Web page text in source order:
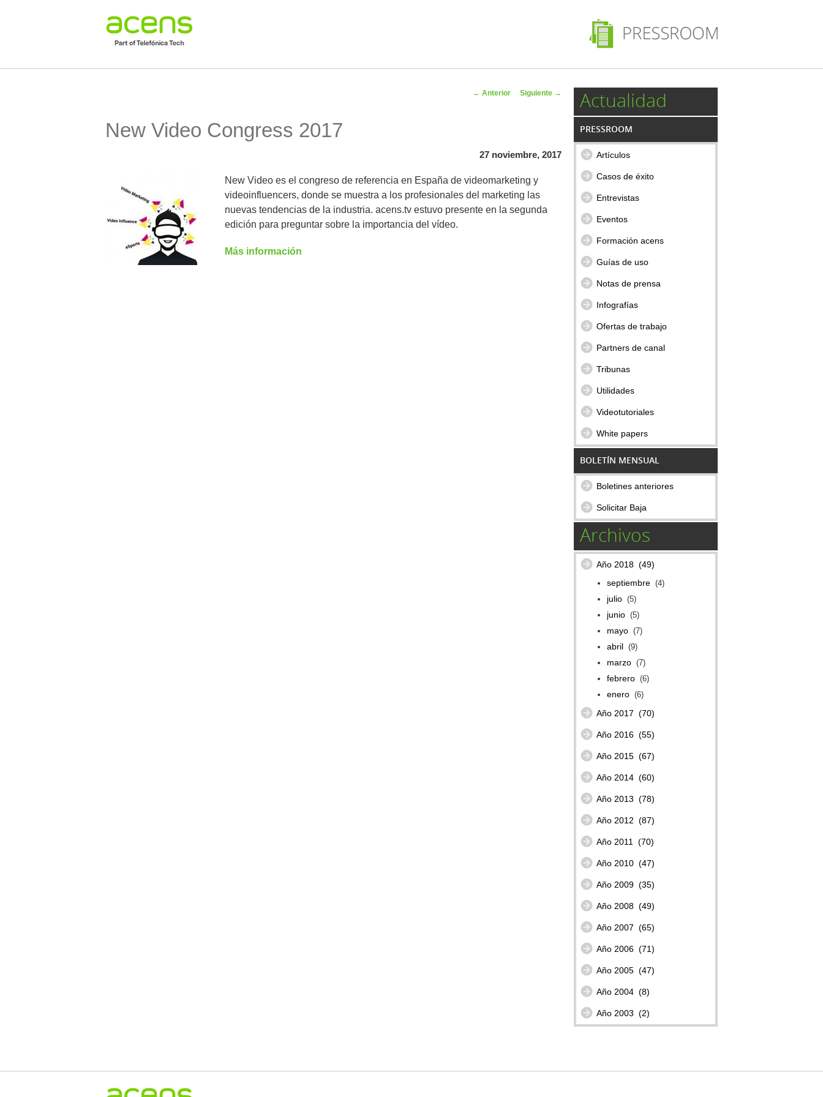
Navegador de
← Anterior Siguiente →
New Video Congress 2017
27 noviembre, 2017
New Video es el congreso de referencia en España de videomarketing y
videoinfluencers, donde se muestra a los profesionales del marketing las
nuevas tendencias de la industria. acens.tv estuvo presente en la segunda
edición para preguntar sobre la importancia del vídeo.
Más información
Actualidad
PRESSROOM
Artículos
Casos de éxito
Entrevistas
Eventos
Formación acens
Guías de uso
Notas de prensa
Infografías
Ofertas de trabajo
Partners de canal
Tribunas
Utilidades
Videotutoriales
White papers
BOLETÍN MENSUAL
Boletines anteriores
Solicitar Baja
Archivos
Año 2018 (49)
septiembre (4)
julio (5)
junio (5)
mayo (7)
abril (9)
marzo (7)
febrero (6)
enero (6)
Año 2017 (70)
Año 2016 (55)
Año 2015 (67)
Año 2014 (60)
Año 2013 (78)
Año 2012 (87)
Año 2011 (70)
Año 2010 (47)
Año 2009 (35)
Año 2008 (49)
Año 2007 (65)
Año 2006 (71)
Año 2005 (47)
Año 2004 (8)
Año 2003 (2)